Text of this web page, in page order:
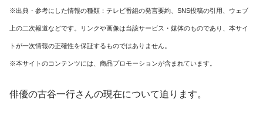
※出典・参考にした情報の種類：テレビ番組の発言要約、SNS投稿の引用、ウェブ
上の二次報道などです。リンクや画像は当該サービス・媒体のものであり、本サイ
トが一次情報の正確性を保証するものではありません。
※本サイトのコンテンツには、商品プロモーションが含まれています。
俳優の古谷一行さんの現在について迫ります。